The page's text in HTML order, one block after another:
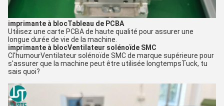
imprimante à blocTableau de PCBA
Utilisez une carte PCBA de haute qualité pour assurer une
longue durée de vie de la machine.
imprimante à blocVentilateur solénoïde SMC
Cl'humourVentilateur solénoïde SMC de marque supérieure pour
s'assurer que la machine peut être utilisée longtempsTuck, tu
sais quoi?